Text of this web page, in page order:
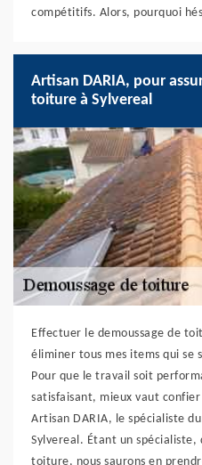
compétitifs. Alors, pourquoi
Artisan DARIA, pour
toiture à Sylvereal
Effectuer le demoussage de
éliminer tous mes items qui se
Pour que le travail soit
satisfaisant, mieux vaut
Artisan DARIA, le spécialiste
Sylvereal. Étant un
toiture, nous saurons en